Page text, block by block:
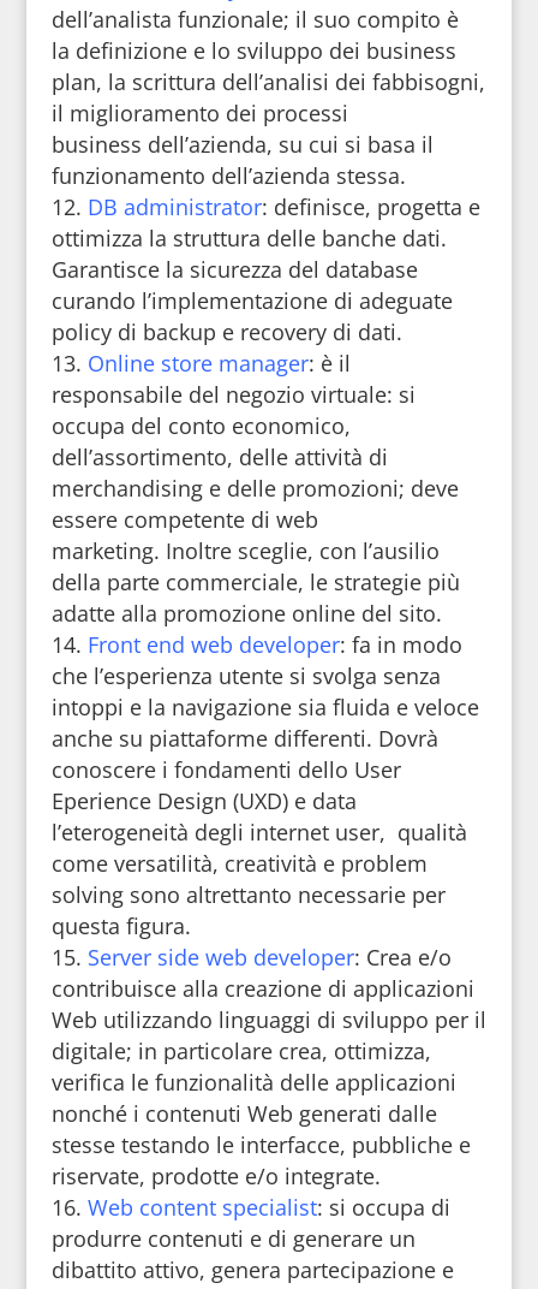
dell’analista funzionale; il suo compito è
la definizione e lo sviluppo dei business
plan, la scrittura dell’analisi dei fabbisogni,
il miglioramento dei processi
business dell’azienda, su cui si basa il
funzionamento dell’azienda stessa.
DB administrator: definisce, progetta e
ottimizza la struttura delle banche dati.
Garantisce la sicurezza del database
curando l’implementazione di adeguate
policy di backup e recovery di dati.
Online store manager: è il
responsabile del negozio virtuale: si
occupa del conto economico,
dell’assortimento, delle attività di
merchandising e delle promozioni; deve
essere competente di web
marketing. Inoltre sceglie, con l’ausilio
della parte commerciale, le strategie più
adatte alla promozione online del sito.
Front end web developer: fa in modo
che l’esperienza utente si svolga senza
intoppi e la navigazione sia fluida e veloce
anche su piattaforme differenti. Dovrà
conoscere i fondamenti dello User
Eperience Design (UXD) e data
l’eterogeneità degli internet user, qualità
come versatilità, creatività e problem
solving sono altrettanto necessarie per
questa figura.
Server side web developer: Crea e/o
contribuisce alla creazione di applicazioni
Web utilizzando linguaggi di sviluppo per il
digitale; in particolare crea, ottimizza,
verifica le funzionalità delle applicazioni
nonché i contenuti Web generati dalle
stesse testando le interfacce, pubbliche e
riservate, prodotte e/o integrate.
Web content specialist: si occupa di
produrre contenuti e di generare un
dibattito attivo, genera partecipazione e